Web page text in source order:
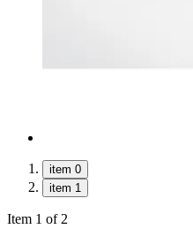
item 0
item 1
Item 1 of 2